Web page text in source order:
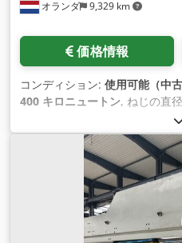
オランダ 9,329 km
価格情報
コンディション: 使用可能（中古
400 キロニュートン, ねじの直